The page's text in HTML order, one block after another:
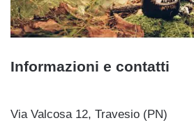
Informazioni e contatti
Via Valcosa 12, Travesio (PN)